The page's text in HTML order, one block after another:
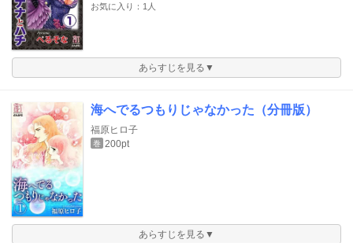
お気に入り：1人
あらすじを見る▼
海へでるつもりじゃなかった（分冊版）
福原ヒロ子
巻 200pt
あらすじを見る▼